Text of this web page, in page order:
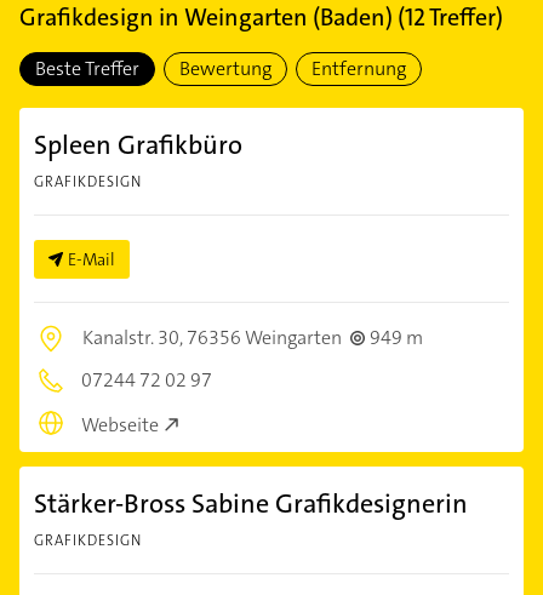
Grafikdesign in Weingarten (Baden) (12Treffer)
Beste Treffer Bewertung Entfernung
Spleen Grafikbüro
GRAFIKDESIGN
E-Mail
Kanalstr. 30,76356 Weingarten
949 m
07244 72 02 97
Webseite
Stärker-Bross Sabine Grafikdesignerin
GRAFIKDESIGN